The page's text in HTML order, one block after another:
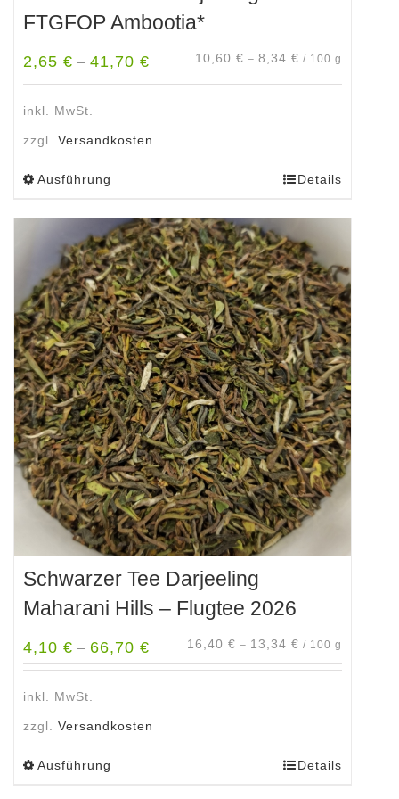
FTGFOP Ambootia*
2,65 € – 41,70 € 10,60 € – 8,34 € / 100 g
inkl. MwSt.
zzgl. Versandkosten
Ausführung
weist
mehrere
Varianten
auf.
Die
Optionen
können
auf
der
Produktseite
gewählt
werden
Details
Schwarzer Tee Darjeeling
Maharani Hills – Flugtee 2026
4,10 € – 66,70 € 16,40 € – 13,34 € / 100 g
inkl. MwSt.
zzgl. Versandkosten
Ausführung Details